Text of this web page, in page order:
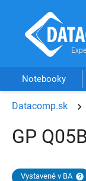
Notebooky
Datacomp.sk
GP
Vystavené v BA